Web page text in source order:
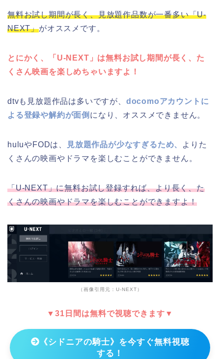
無料お試し期間が長く、見放題作品数が一番多い「U-
NEXT」がオススメです。
とにかく、「U-NEXT」は無料お試し期間が長く、た
くさん映画を楽しめちゃいますよ！
dtvも見放題作品は多いですが、 docomoアカウントに
よる登録や解約が面倒 になり、オススメできません。
huluやFODは、 見放題作品が少なすぎるため、
よりた
くさんの映画やドラマを楽しむことができません。
「U-NEXT」に無料お試し登録すれば、より長く、た
くさんの映画やドラマを楽しむことができますよ！
（画像引用元：U-NEXT）
▼31日間は無料で視聴できます▼
《シドニアの騎士》を今すぐ無料視聴
する！